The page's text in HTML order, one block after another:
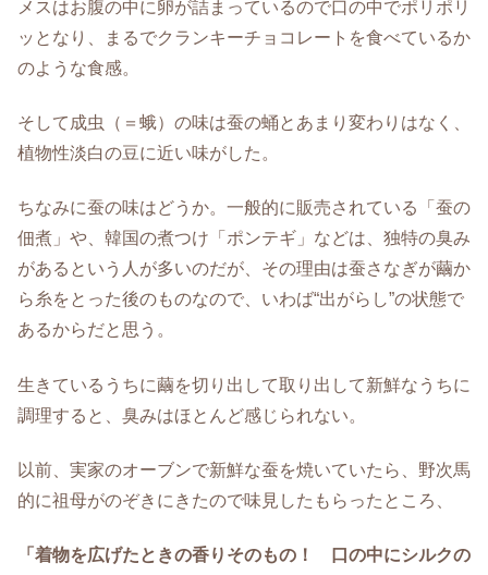
メスはお腹の中に卵が詰まっているので口の中でポリポリ
ッとなり、まるでクランキーチョコレートを食べているか
のような食感。
そして成虫（＝蛾）の味は蚕の蛹とあまり変わりはなく、
植物性淡白の豆に近い味がした。
ちなみに蚕の味はどうか。一般的に販売されている「蚕の
佃煮」や、韓国の煮つけ「ポンテギ」などは、独特の臭み
があるという人が多いのだが、その理由は蚕さなぎが繭か
ら糸をとった後のものなので、いわば“出がらし”の状態で
あるからだと思う。
生きているうちに繭を切り出して取り出して新鮮なうちに
調理すると、臭みはほとんど感じられない。
以前、実家のオーブンで新鮮な蚕を焼いていたら、野次馬
的に祖母がのぞきにきたので味見したもらったところ、
「着物を広げたときの香りそのもの！ 口の中にシルクの